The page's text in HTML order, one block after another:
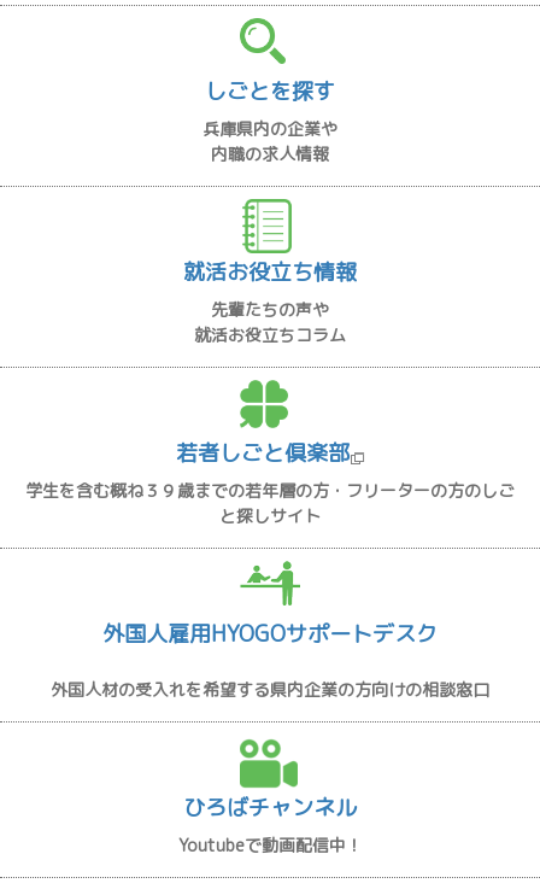
しごとを探す
兵庫県内の企業や
内職の求人情報
就活お役立ち情報
先輩たちの声や
就活お役立ちコラム
若者しごと倶楽部
学生を含む概ね３９歳までの若年層の方・フリーターの方のしご
と探しサイト
外国人雇用HYOGOサポートデスク
外国人材の受入れを希望する県内企業の方向けの相談窓口
ひろばチャンネル
Youtubeで動画配信中！